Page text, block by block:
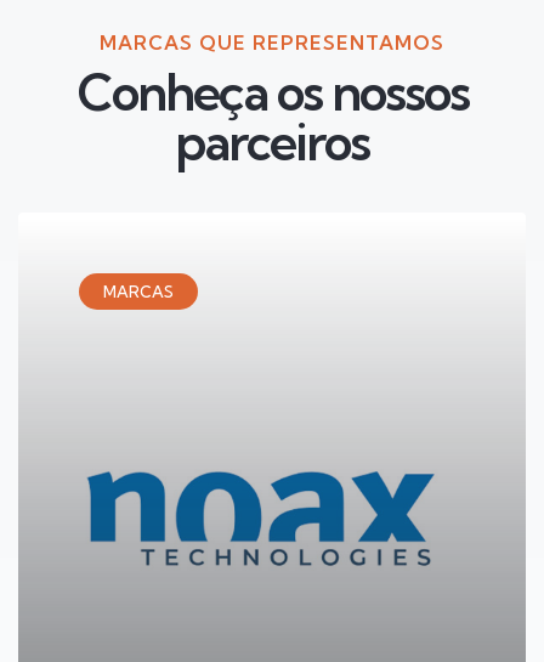
MARCAS QUE REPRESENTAMOS
Conheça os nossos
parceiros
MARCAS